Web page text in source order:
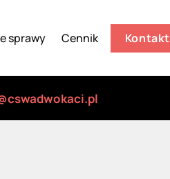
sprawy Cennik Kontakt